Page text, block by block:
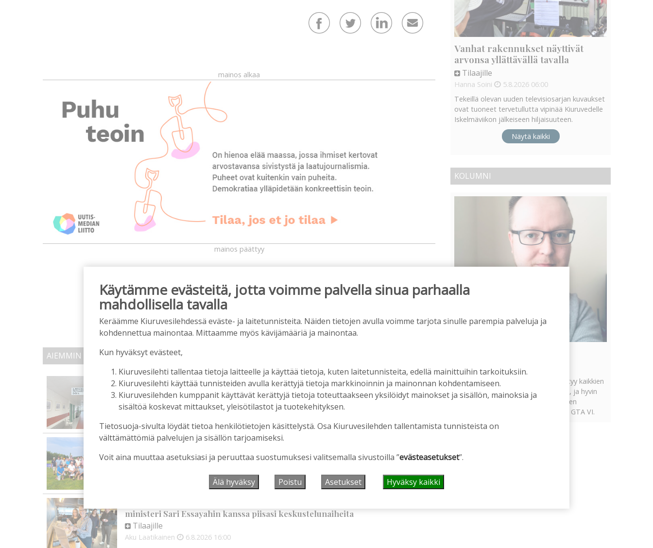
mainos alkaa
mainos päättyy
AIEMMIN AIHEESTA
Kiuruvedelle ja Iisalmeen ostopalvelulääkäri – tarkoituksena on helpottaa
kaupunkien lääkäripulaa
Tilaajille
Golftapahtuma tuotti jälleen komeasti tukea Kiuruveden nuorille –
palkittavat julkaistaan loppuvuodesta
7.8.2026 11:33
ministeri Sari Essayahin kanssa piisasi keskustelunaiheita
Tilaajille
Aku Laatikainen 6.8.2026 16:00
Vanhat rakennukset näyttivät
arvonsa yllättävällä tavalla
Tilaajille
Hanna Soini 5.8.2026 06:00
Tekeillä olevan uuden televisiosarjan kuvaukset
ovat tuoneet tervetullutta vipinää Kiuruvedelle
Iskelmäviikon jälkeiseen hiljaisuuteen.
Näytä kaikki
KOLUMNI
Tämän vuoden marraskuussa ilmestyy kaikkien
aikojen odotetuin ja ennakkotilatuin, ja hyvin
todennäköisesti myös kaikkien aikojen
myydyimmäksi videopeliksi nouseva GTA VI.
Käytämme evästeitä, jotta voimme palvella sinua parhaalla
mahdollisella tavalla
Keräämme Kiuruvesilehdessä eväste- ja laitetunnisteita. Näiden tietojen avulla voimme tarjota sinulle parempia palveluja ja
kohdennettua mainontaa. Mittaamme myös kävijämääriä ja mainontaa.
Kun hyväksyt evästeet,
Kiuruvesilehti tallentaa tietoja laitteelle ja käyttää tietoja, kuten laitetunnisteita, edellä mainittuihin tarkoituksiin.
Kiuruvesilehti käyttää tunnisteiden avulla kerättyjä tietoja markkinoinnin ja mainonnan kohdentamiseen.
Kiuruvesilehden kumppanit käyttävät kerättyjä tietoja toteuttaakseen yksilöidyt mainokset ja sisällön, mainoksia ja
sisältöä koskevat mittaukset, yleisötilastot ja tuotekehityksen.
Tietosuoja-sivulta löydät tietoa henkilötietojen käsittelystä. Osa Kiuruvesilehden tallentamista tunnisteista on
välttämättömiä palvelujen ja sisällön tarjoamiseksi.
Voit aina muuttaa asetuksiasi ja peruuttaa suostumuksesi valitsemalla sivustoilla ”evästeasetukset”.
Älä hyväksy Poistu Asetukset Hyväksy kaikki